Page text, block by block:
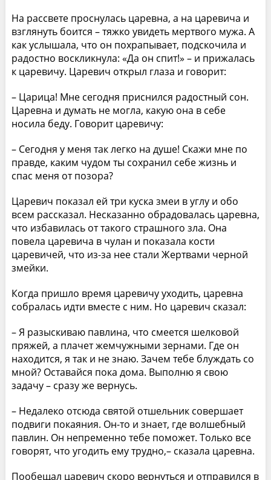
На рассвете проснулась царевна, а на царевича и
взглянуть боится – тяжко увидеть мертвого мужа. А
как услышала, что он похрапывает, подскочила и
радостно воскликнула: «Да он спит!» – и прижалась
к царевичу. Царевич открыл глаза и говорит:
– Царица! Мне сегодня приснился радостный сон.
Царевна и думать не могла, какую она в себе
носила беду. Говорит царевичу:
– Сегодня у меня так легко на душе! Скажи мне по
правде, каким чудом ты сохранил себе жизнь и
спас меня от позора?
Царевич показал ей три куска змеи в углу и обо
всем рассказал. Несказанно обрадовалась царевна,
что избавилась от такого страшного зла. Она
повела царевича в чулан и показала кости
царевичей, что из-за нее стали Жертвами черной
змейки.
Когда пришло время царевичу уходить, царевна
собралась идти вместе с ним. Но царевич сказал:
– Я разыскиваю павлина, что смеется шелковой
пряжей, а плачет жемчужными зернами. Где он
находится, я так и не знаю. Зачем тебе блуждать со
мной? Оставайся пока дома. Выполню я свою
задачу – сразу же вернусь.
– Недалеко отсюда святой отшельник совершает
подвиги покаяния. Он-то и знает, где волшебный
павлин. Он непременно тебе поможет. Только все
говорят, что угодить ему трудно,– сказала царевна.
Пообещал царевич скоро вернуться и отправился в